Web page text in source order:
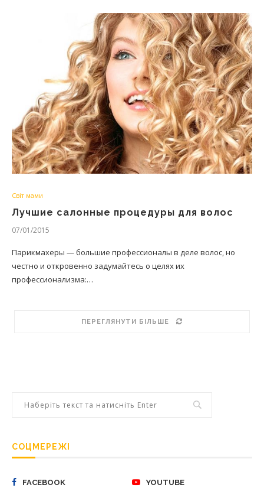
Світ мами
Лучшие салонные процедуры для волос
07/01/2015
Парикмахеры — большие профессионалы в деле волос, но
честно и откровенно задумайтесь о целях их
профессионализма:…
ПЕРЕГЛЯНУТИ БІЛЬШЕ
СОЦМЕРЕЖІ
FACEBOOK YOUTUBE